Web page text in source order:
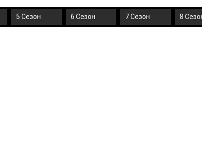
5 Сезон 6 Сезон 7 Сезон 8